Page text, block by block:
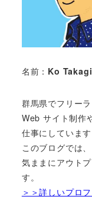
名前： Ko
群馬県でフリー
Web サイト制作
仕事にしています
このブログでは
気ままにアウト
す。
＞＞詳しいプロ